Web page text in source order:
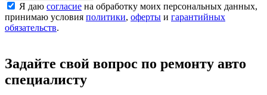
Я даю согласие на обработку моих персональных данных,
принимаю условия политики, оферты и гарантийных
обязательств.
Задайте свой вопрос по ремонту авто
специалисту